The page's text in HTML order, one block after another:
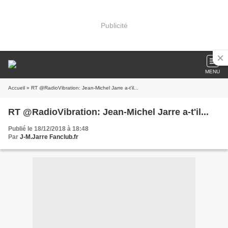
Publicité
MENU
Accueil » RT @RadioVibration: Jean-Michel Jarre a-t'il...
RT @RadioVibration: Jean-Michel Jarre a-t'il...
Publié le 18/12/2018 à 18:48
Par J-M.Jarre Fanclub.fr